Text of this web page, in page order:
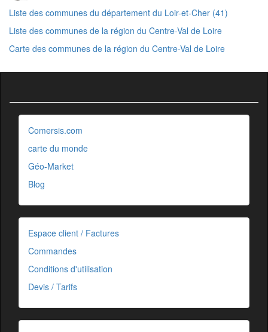
Liste des communes du département du Loir-et-Cher (41)
Liste des communes de la région du Centre-Val de Loire
Carte des communes de la région du Centre-Val de Loire
Comersis.com
carte du monde
Géo-Market
Blog
Espace client / Factures
Commandes
Conditions d'utilisation
Devis / Tarifs